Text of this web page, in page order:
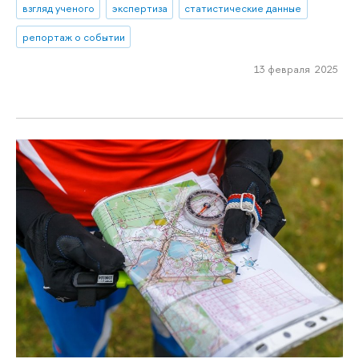
взгляд ученого
экспертиза
статистические данные
репортаж о событии
13 февраля 2025